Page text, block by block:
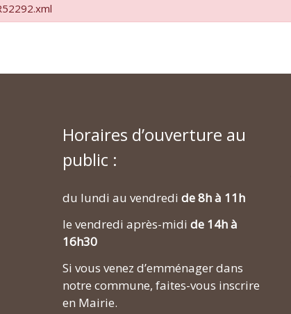
Horaires d’ouverture au
public :
du lundi au vendredi de 8h à 11h
le vendredi après-midi de 14h à
16h30
Si vous venez d’emménager dans
notre commune, faites-vous inscrire
en Mairie.